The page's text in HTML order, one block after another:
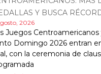
Y BUSCA
2026
Juegos Centroamericanos
Domingo 2026 entran
con la ceremonia de